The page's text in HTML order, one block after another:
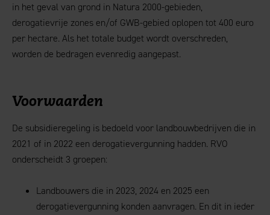
in het geval van grond in Natura 2000-gebieden,
derogatievrije zones en/of GWB-gebied oplopen tot 400 euro
per hectare. Als het totale budget wordt overschreden,
worden de bedragen evenredig aangepast.
Voorwaarden
De subsidieregeling is bedoeld voor landbouwbedrijven die in
2021 of in 2022 een derogatievergunning hadden. RVO
onderscheidt 3 groepen:
Landbouwers die in 2023, 2024 en 2025 een
derogatievergunning konden aanvragen. En dit in ieder